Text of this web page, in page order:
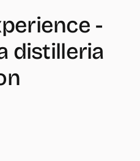
-
distilleria